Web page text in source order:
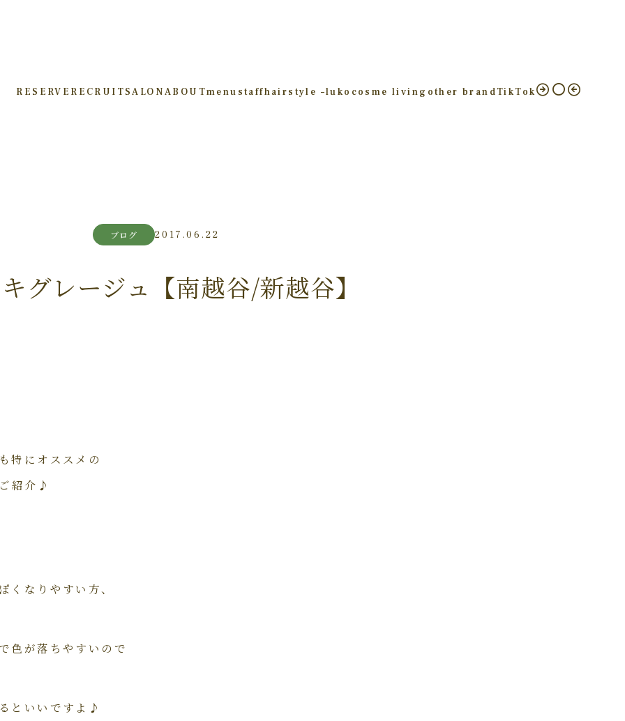
RESERVE RECRUITSALONABOUTmenu staffhairstyle –luko cosme living other brandTikTok
ブログ 2017.06.22
グレージュ【南越谷/新越谷】
特にオススメの
紹介♪
くなりやすい方、
色が落ちやすいので
といいですよ♪